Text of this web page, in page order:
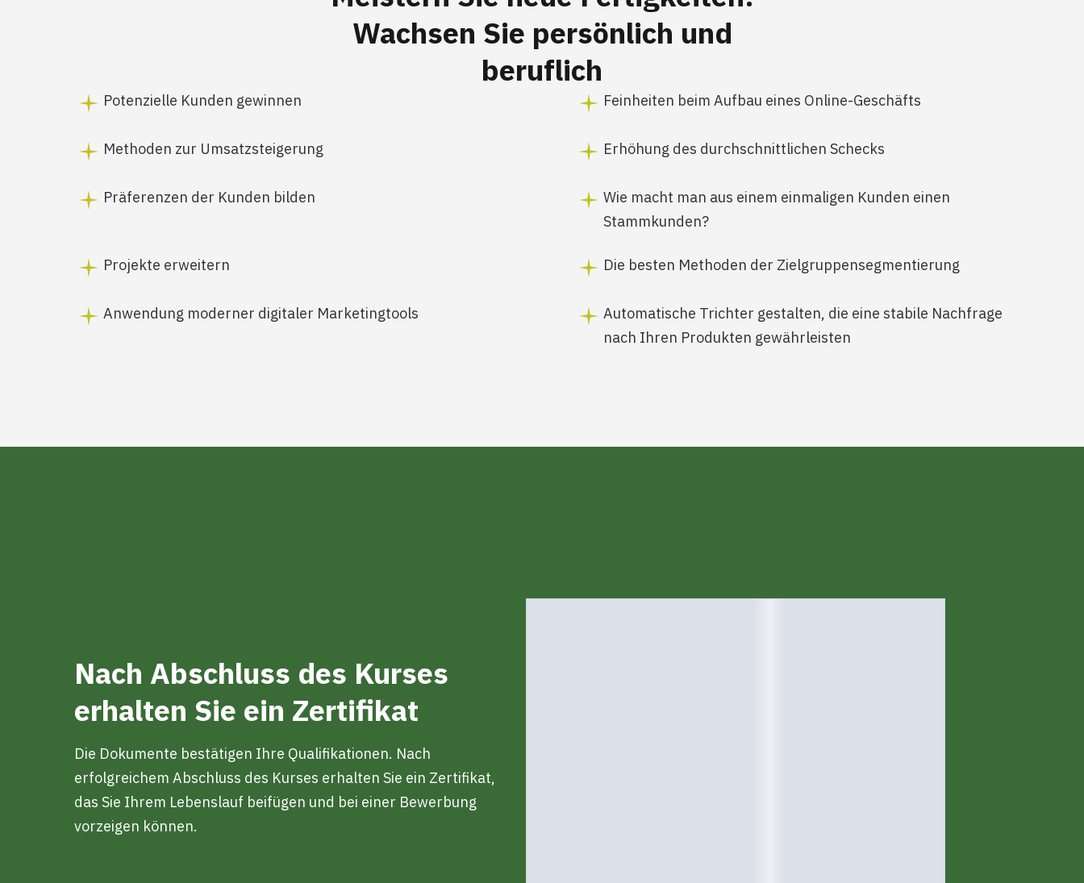
Wachsen Sie persönlich und
beruflich
Potenzielle Kunden gewinnen Feinheiten beim Aufbau eines Online-Geschäfts
Methoden zur Umsatzsteigerung Erhöhung des durchschnittlichen Schecks
Präferenzen der Kunden bilden
Wie macht man aus einem einmaligen Kunden einen
Stammkunden?
Projekte erweitern Die besten Methoden der Zielgruppensegmentierung
Anwendung moderner digitaler Marketingtools
Automatische Trichter gestalten, die eine stabile Nachfrage
nach Ihren Produkten gewährleisten
Nach Abschluss des Kurses
erhalten Sie ein Zertifikat
Die Dokumente bestätigen Ihre Qualifikationen. Nach
erfolgreichem Abschluss des Kurses erhalten Sie ein Zertifikat,
das Sie Ihrem Lebenslauf beifügen und bei einer Bewerbung
vorzeigen können.